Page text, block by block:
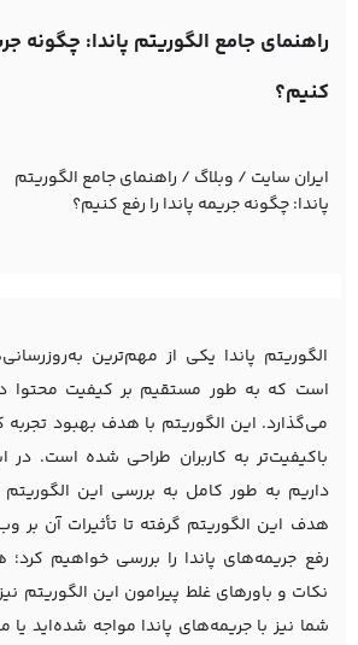
راهنمای جامع الگوریتم پاندا: چگونه
کنیم؟
ایران سایت / وبلاگ / راهنمای جامع الگوریتم
پاندا: چگونه جریمه پاندا را رفع کنیم؟
الگوریتم پاندا یکی از مهم‌ترین
است که به طور مستقیم بر کیفیت محتوا
می‌گذارد. این الگوریتم با هدف بهبود تجربه
باکیفیت‌تر به کاربران طراحی شده است. در
داریم به طور کامل به بررسی این الگوریتم
هدف این الگوریتم گرفته تا تأثیرات آن
رفع جریمه‌های پاندا را بررسی خواهیم
نکات و باورهای غلط پیرامون این الگوریتم
شما نیز با جریمه‌های پاندا مواجه شده‌اید